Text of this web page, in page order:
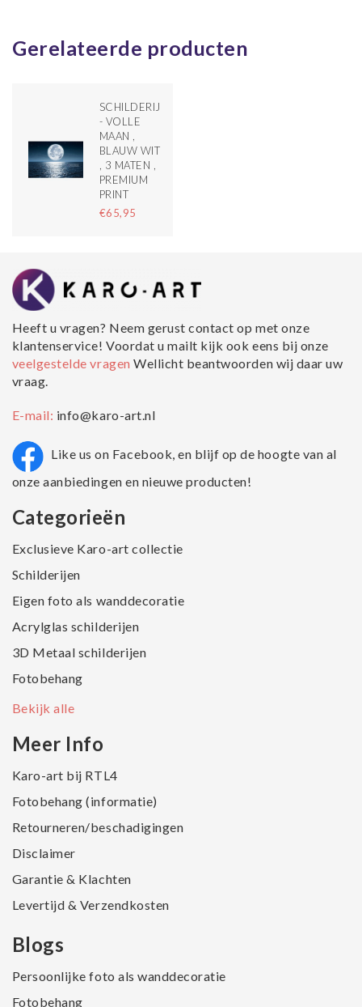
Gerelateerde producten
SCHILDERIJ
- VOLLE
MAAN ,
BLAUW WIT
, 3 MATEN ,
PREMIUM
PRINT
€65,95
Heeft u vragen? Neem gerust contact op met onze
klantenservice! Voordat u mailt kijk ook eens bij onze
veelgestelde vragenWellicht beantwoorden wij daar uw
vraag.
E-mail: info@karo-art.nl
Like us on Facebook, en blijf op de hoogte van al
onze aanbiedingen en nieuwe producten!
Categorieën
Exclusieve Karo-art collectie
Schilderijen
Eigen foto als wanddecoratie
Acrylglas schilderijen
3D Metaal schilderijen
Fotobehang
Bekijk alle
Meer Info
Karo-art bij RTL4
Fotobehang (informatie)
Retourneren/beschadigingen
Disclaimer
Garantie & Klachten
Levertijd & Verzendkosten
Blogs
Persoonlijke foto als wanddecoratie
Fotobehang